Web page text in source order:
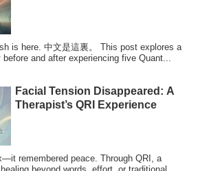
is here. 中文是這裏。 This post explores a
and after experiencing five Quant...
Facial Tension Disappeared: A
Therapist’s QRI Experience
remembered peace. Through QRI, a